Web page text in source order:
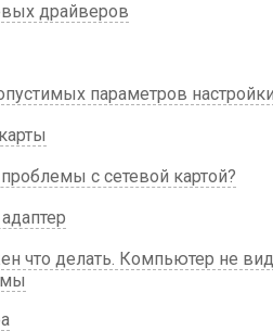
драйверов
параметров
с сетевой картой?
что делать. Компьютер не